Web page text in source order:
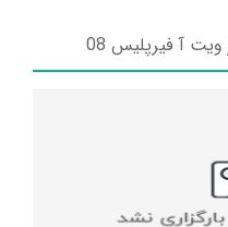
آ فیرپلیس 08